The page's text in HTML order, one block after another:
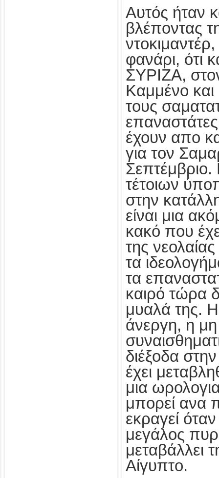
Αυτός ήταν
βλέποντας
φανάρι, ότι
ΣΥΡΙΖΑ,
Καμμένο και
τους
έχουν απο
για τον
τέτοιων
στην
είναι μια
κακό που
της
τα
τα
καιρό τώρα
μυαλά της.
άνεργη, η
διέξοδα
έχει
μια
μπορεί ανα
εκραγεί
μεγάλος
μεταβάλλει
Αίγυπτο.